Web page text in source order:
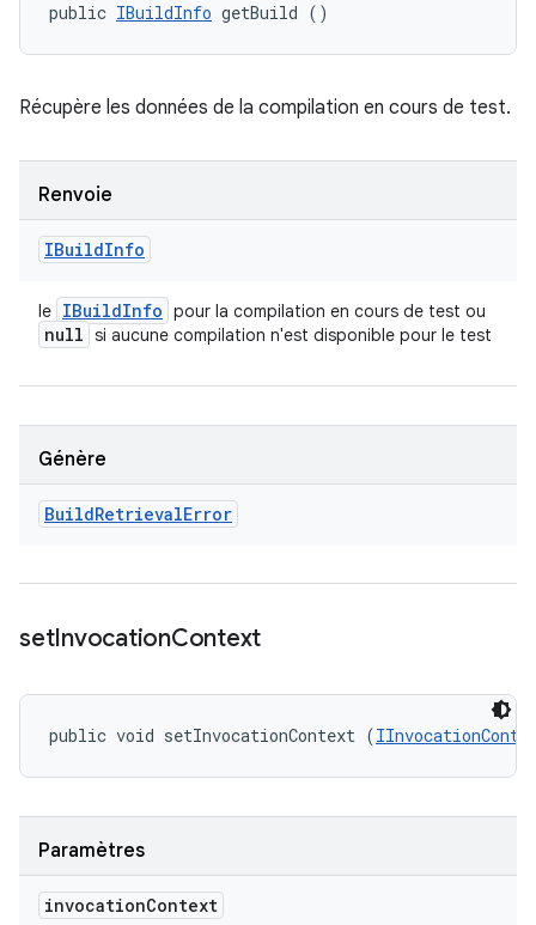
public IBuildInfo getBuild ()
Récupère les données de la compilation en cours de test.
Renvoie
IBuildInfo
le IBuildInfo pour la compilation en cours de test ou
null si aucune compilation n'est disponible pour le test
Génère
BuildRetrievalError
setInvocationContext
public void setInvocationContext (
Paramètres
invocationContext